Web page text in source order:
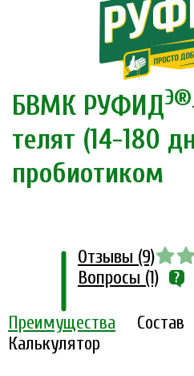
БВМК РУФИДЭ®
телят (14-180
пробиотиком
Преимущества Состав
Калькулятор
Отзывы (9)
Вопросы (1)